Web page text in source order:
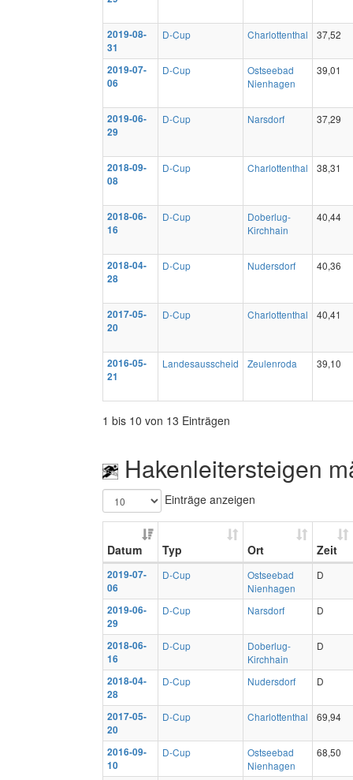
2019-08-
31
D-Cup Charlottenthal 37,52
2019-07-
06
D-Cup
Ostseebad
Nienhagen
39,01
2019-06-
29
D-Cup Narsdorf 37,29
2018-09-
08
D-Cup Charlottenthal 38,31
2018-06-
16
D-Cup
Doberlug-
Kirchhain
40,44
2018-04-
28
D-Cup Nudersdorf 40,36
2017-05-
20
D-Cup Charlottenthal 40,41
2016-05-
21
Landesausscheid Zeulenroda 39,10
1 bis 10 von 13 Einträgen
Hakenleitersteigen
Einträge anzeigen
Datum Typ Ort Zeit
2019-07-
06
D-Cup
Ostseebad
Nienhagen
D
2019-06-
29
D-Cup Narsdorf D
2018-06-
16
D-Cup
Doberlug-
Kirchhain
D
2018-04-
28
D-Cup Nudersdorf D
2017-05-
20
D-Cup Charlottenthal 69,94
2016-09-
10
D-Cup
Ostseebad
Nienhagen
68,50